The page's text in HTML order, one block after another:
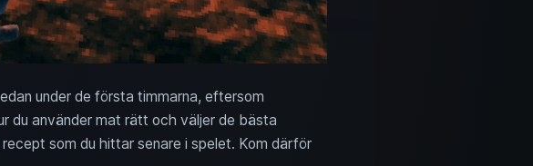
under de första timmarna, eftersom
du använder mat rätt och väljer de bästa
som du hittar senare i spelet. Kom därför